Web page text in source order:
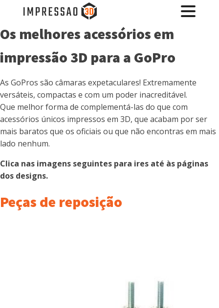
Os melhores acessórios em
impressão 3D para a GoPro
As GoPros são câmaras expetaculares! Extremamente
versáteis, compactas e com um poder inacreditável.
Que melhor forma de complementá-las do que com
acessórios únicos impressos em 3D, que acabam por ser
mais baratos que os oficiais ou que não encontras em mais
lado nenhum.
Clica nas imagens seguintes para ires até às páginas
dos designs.
Peças de reposição